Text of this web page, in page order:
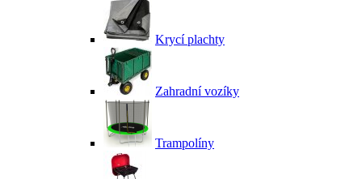
Krycí plachty
Zahradní vozíky
Trampolíny